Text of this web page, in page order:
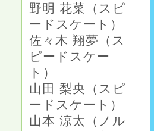
野明 花菜（スピ
ードスケート）
佐々木 翔夢（ス
ピードスケー
ト）
山田 梨央（スピ
ードスケート）
山本 涼太（ノル